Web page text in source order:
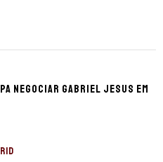
negociar Gabriel Jesus em